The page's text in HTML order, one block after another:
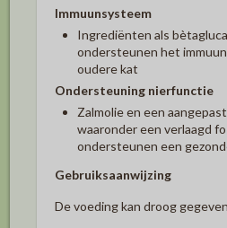
Immuunsysteem
Ingrediënten als
ondersteunen het
oudere kat
Ondersteuning nierfunctie
Zalmolie en een
waaronder een verlaagd
ondersteunen een
Gebruiksaanwijzing
De voeding kan droog